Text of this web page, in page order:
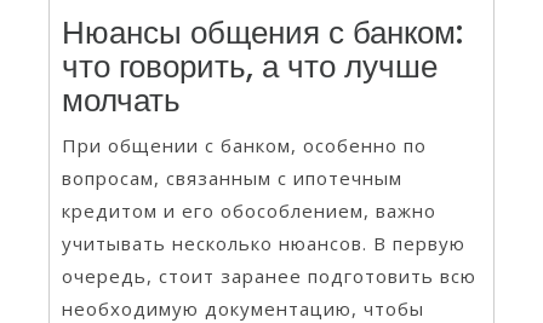
Нюансы общения с банком:
что говорить, а что лучше
молчать
При общении с банком, особенно по
вопросам, связанным с ипотечным
кредитом и его обособлением, важно
учитывать несколько нюансов. В первую
очередь, стоит заранее подготовить всю
необходимую документацию, чтобы